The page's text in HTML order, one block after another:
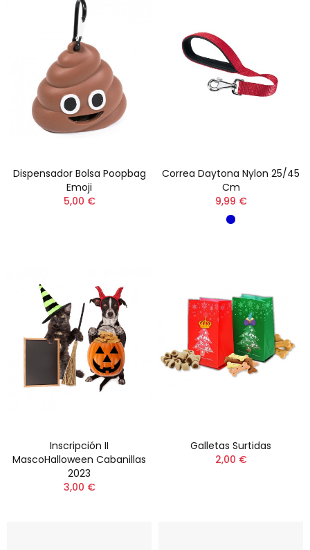
Dispensador Bolsa Poopbag
Emoji
5,00 €
Correa Daytona Nylon 25/45
Cm
9,99 €
Inscripción II
MascoHalloween Cabanillas
2023
3,00 €
Galletas Surtidas
2,00 €